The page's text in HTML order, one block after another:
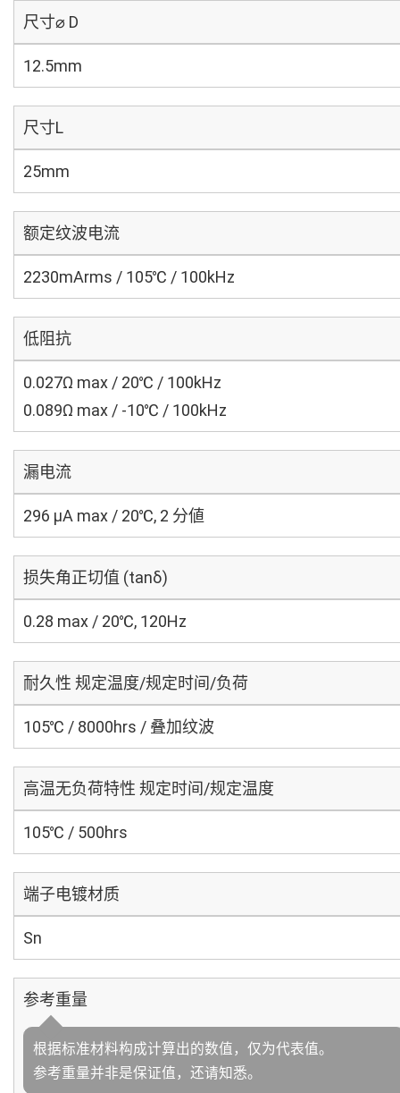
尺寸⌀ D
12.5mm
尺寸L
25mm
额定纹波电流
2230mArms / 105℃ / 100kHz
低阻抗
0.027Ω max / 20℃ / 100kHz
0.089Ω max / -10℃ / 100kHz
漏电流
296 μA max / 20℃, 2 分値
损失角正切值 (tanδ)
0.28 max / 20℃, 120Hz
耐久性 规定温度/规定时间/负荷
105℃ / 8000hrs / 叠加纹波
高温无负荷特性 规定时间/规定温度
105℃ / 500hrs
端子电镀材质
Sn
参考重量
根据标准材料构成计算出的数值，仅为代表值。
参考重量并非是保证值，还请知悉。